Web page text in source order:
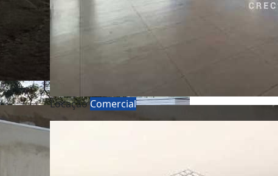
LocaçãoComercial